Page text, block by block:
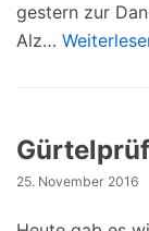
gestern zur
Alz…
25. November 2016